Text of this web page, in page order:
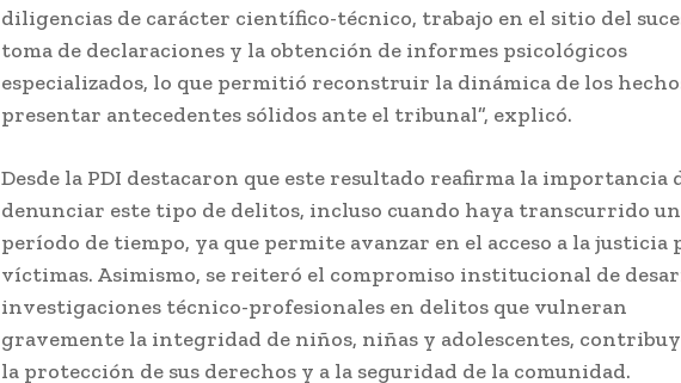
diligencias de carácter científico-técnico, trabajo en el sitio del
toma de declaraciones y la obtención de informes psicológicos
especializados, lo que permitió reconstruir la dinámica de los
presentar antecedentes sólidos ante el tribunal”, explicó.
Desde la PDI destacaron que este resultado reafirma la importancia
denunciar este tipo de delitos, incluso cuando haya transcurrido
período de tiempo, ya que permite avanzar en el acceso a la justicia
víctimas. Asimismo, se reiteró el compromiso institucional de
investigaciones técnico-profesionales en delitos que vulneran
gravemente la integridad de niños, niñas y adolescentes,
la protección de sus derechos y a la seguridad de la comunidad.